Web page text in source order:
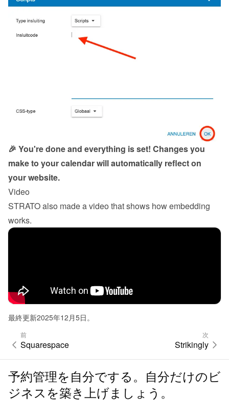
🎉 You're done and everything is set! Changes you
make to your calendar will automatically reflect on
your website.
Video
STRATO also made a video that shows how embedding
works.
最終更新2025年12月5日。
前
Squarespace
次
Strikingly
予約管理を自分でする。自分だけのビ
ジネスを築き上げましょう。